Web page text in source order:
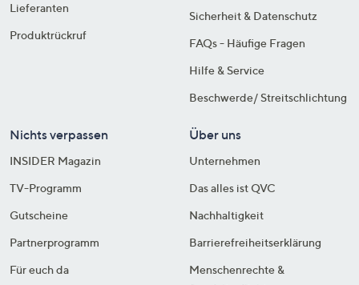
Lieferanten
Produktrückruf
Sicherheit & Datenschutz
FAQs - Häufige Fragen
Hilfe & Service
Beschwerde/ Streitschlichtung
Nichts verpassen
INSIDER Magazin
TV-Programm
Gutscheine
Partnerprogramm
Für euch da
Über uns
Unternehmen
Das alles ist QVC
Nachhaltigkeit
Barrierefreiheitserklärung
Menschenrechte &